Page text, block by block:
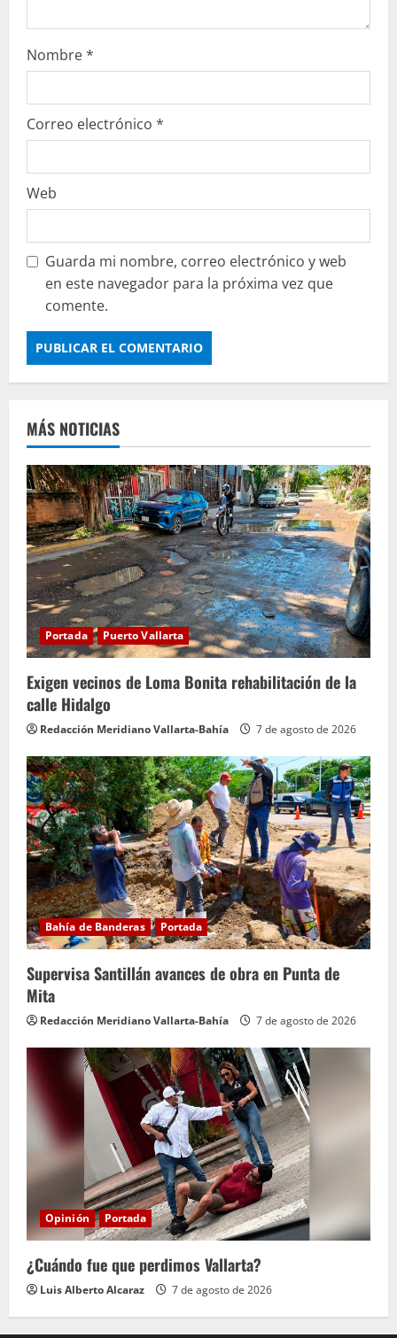
Nombre*
Correo electrónico *
Web
Guarda mi nombre, correo electrónico y web
en este navegador para la próxima vez que
comente.
MÁS NOTICIAS
Portada Puerto Vallarta
Exigen vecinos de Loma Bonita rehabilitación de la
calle Hidalgo
Redacción Meridiano Vallarta-Bahía 7 de agosto de 2026
Bahía de Banderas Portada
Supervisa Santillán avances de obra en Punta de
Mita
Redacción Meridiano Vallarta-Bahía 7 de agosto de 2026
Opinión Portada
¿Cuándo fue que perdimos Vallarta?
Luis Alberto Alcaraz 7 de agosto de 2026